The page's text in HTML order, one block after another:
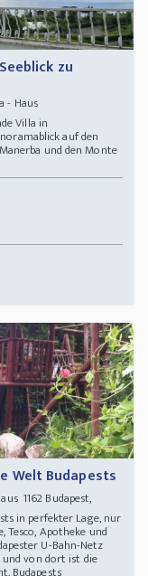
zu
- Haus
Villa in
auf den
und den Monte
Welt Budapests
1162 Budapest,
in perfekter Lage, nur
Apotheke und
U-Bahn-Netz
von dort ist die